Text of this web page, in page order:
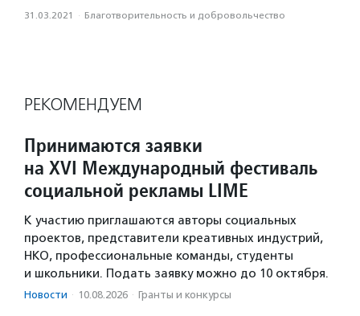
31.03.2021 · Благотвори­тель­ность и доброволь­чест­во
РЕКОМЕНДУЕМ
Принимаются заявки
на XVI Международный фестиваль
социальной рекламы LIME
К участию приглашаются авторы социальных
проектов, представители креативных индустрий,
НКО, профессиональные команды, студенты
и школьники. Подать заявку можно до 10 октября.
Новости · 10.08.2026 · Гранты и конкурсы